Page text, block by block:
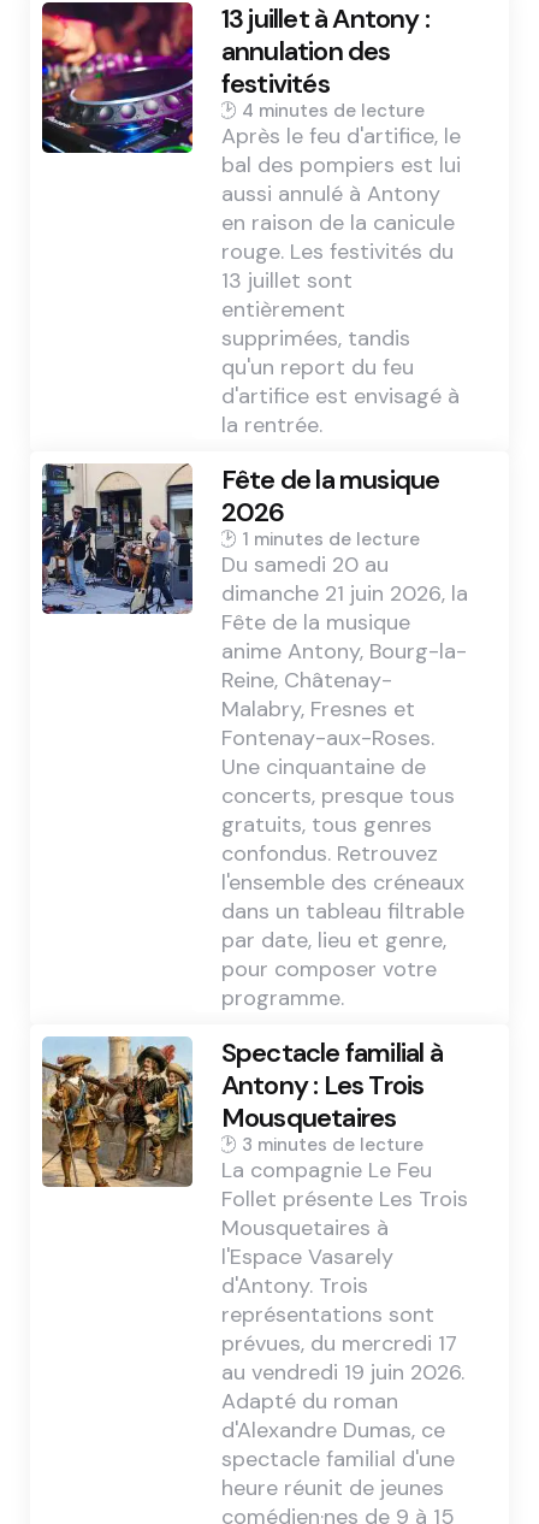
13 juillet à Antony :
annulation des
festivités
4 min
Après le feu d'artifice, le
bal des pompiers est lui
aussi annulé à Antony
en raison de la canicule
rouge. Les festivités du
13 juillet sont
entièrement
supprimées, tandis
qu'un report du feu
d'artifice est envisagé à
la rentrée.
Fête de la musique
2026
1 min
Du samedi 20 au
dimanche 21 juin 2026, la
Fête de la musique
anime Antony, Bourg-la-
Reine, Châtenay-
Malabry, Fresnes et
Fontenay-aux-Roses.
Une cinquantaine de
concerts, presque tous
gratuits, tous genres
confondus. Retrouvez
l'ensemble des créneaux
dans un tableau filtrable
par date, lieu et genre,
pour composer votre
programme.
Spectacle familial à
Antony : Les Trois
Mousquetaires
3 min
La compagnie Le Feu
Follet présente Les Trois
Mousquetaires à
l'Espace Vasarely
d'Antony. Trois
représentations sont
prévues, du mercredi 17
au vendredi 19 juin 2026.
Adapté du roman
d'Alexandre Dumas, ce
spectacle familial d'une
heure réunit de jeunes
comédien·nes de 9 à 15